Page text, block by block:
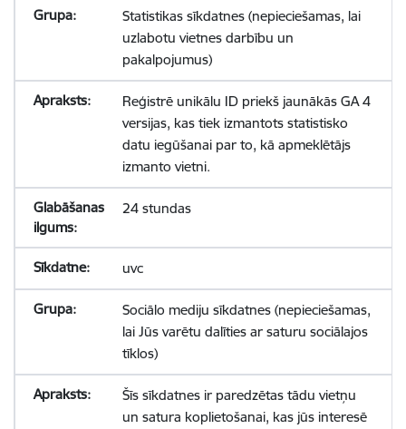
Statistikas sīkdatnes (nepieciešamas, lai
uzlabotu vietnes darbību un
pakalpojumus)
Reģistrē unikālu ID priekš jaunākās GA 4
versijas, kas tiek izmantots statistisko
datu iegūšanai par to, kā apmeklētājs
izmanto vietni.
24 stundas
uvc
Sociālo mediju sīkdatnes (nepieciešamas,
lai Jūs varētu dalīties ar saturu sociālajos
tīklos)
Šīs sīkdatnes ir paredzētas tādu vietņu
un satura koplietošanai, kas jūs interesē